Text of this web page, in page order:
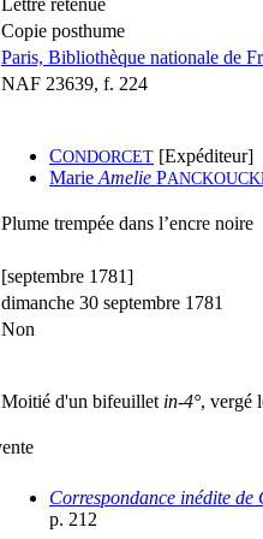
Lettre retenue
Copie posthume
Paris, Bibliothèque nationale de
NAF 23639, f. 224
CONDORCET [Expéditeur]
Marie Amelie P
Plume trempée dans l’encre noire
[septembre 1781]
dimanche 30 septembre 1781
Non
Moitié d'un bifeuillet in-4°, vergé
Correspondance inédite de
p. 212